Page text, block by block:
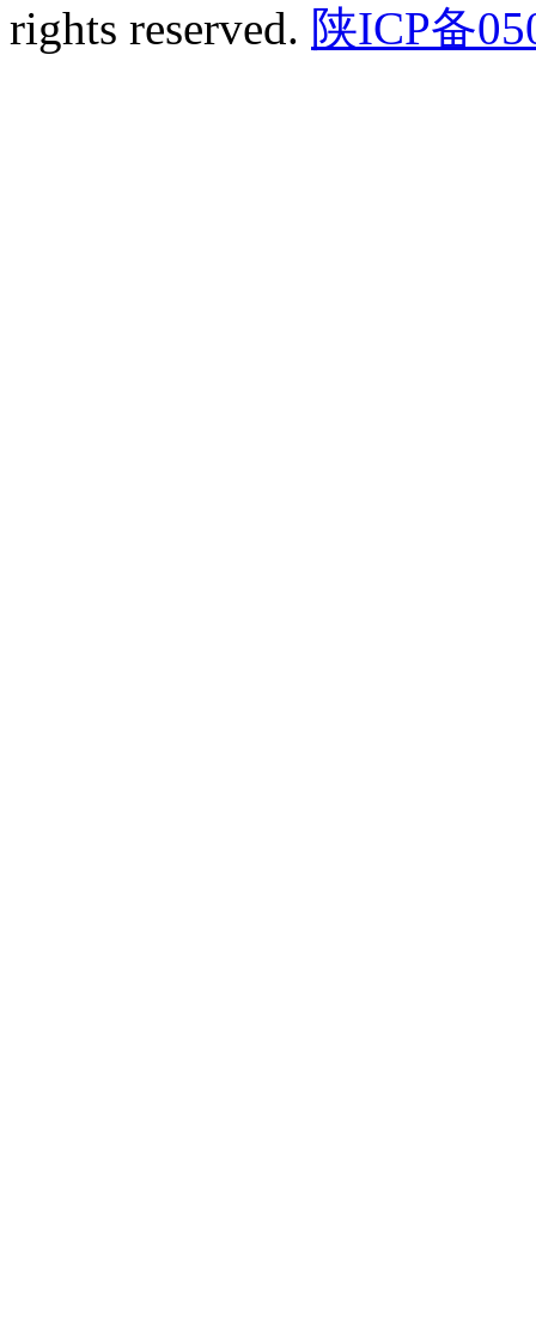
rights reserved. 陕ICP备